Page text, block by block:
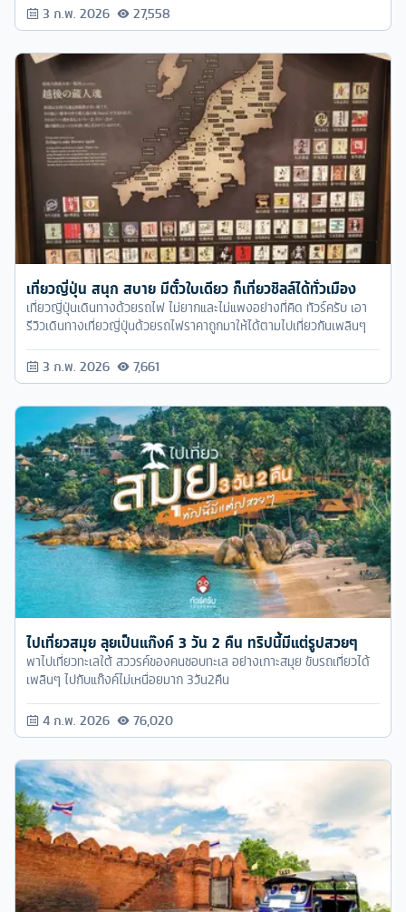
3 ก.พ. 2026 27,558
เที่ยวญี่ปุ่น สนุก สบาย มีตั๋วใบเดียว ก็เที่ยวชิลล์ได้ทั่วเมือง
เที่ยวญี่ปุ่นเดินทางด้วยรถไฟ ไม่ยากและไม่แพงอย่างที่คิด ทัวร์ครับ เอา
รีวิวเดินทางเที่ยวญี่ปุ่นด้วยรถไฟราคาถูกมาให้ได้ตามไปเที่ยวกันเพลินๆ
3 ก.พ. 2026 7,661
ไปเที่ยวสมุย ลุยเป็นแก๊งค์ 3 วัน 2 คืน ทริปนี้มีแต่รูปสวยๆ
พาไปเที่ยวทะเลใต้ สววรค์ของคนชอบทะเล อย่างเกาะสมุย ขับรถเที่ยวได้
เพลินๆ ไปกับแก๊งค์ไม่เหนื่อยมาก 3วัน2คืน
4 ก.พ. 2026 76,020